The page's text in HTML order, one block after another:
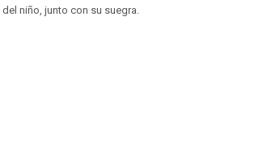
niño, junto con su suegra.